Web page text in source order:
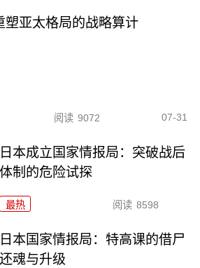
塑亚太格局的战略算计
阅读 9072 07-31
日本成立国家情报局：突破战后
体制的危险试探
最热 阅读 8598
日本国家情报局：特高课的借尸
还魂与升级